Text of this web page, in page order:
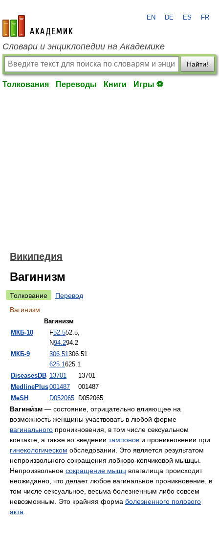
academic.ru
EN DE ES FR
Словари и энциклопедии на Академике
Найти!
Толкования Переводы Книги Игры ⚽
Википедия
Вагинизм
Толкование
Перевод
Вагинизм
Вагинизм
МКБ-10
F52.552.5,
N94.294.2
МКБ-9
306.51306.51
625.1625.1
DiseasesDB 13701
13701
MedlinePlus001487
001487
MeSH
D052065 D052065
Вагини́зм — состояние, отрицательно влияющее на
возможность женщины участвовать в любой форме
вагинального проникновения, в том числе сексуальном
контакте, а также во введении тампонов и проникновении при
гинекологическом обследовании. Это является результатом
непроизвольного сокращения лобково-копчиковой мышцы.
Непроизвольное сокращение мышц влагалища происходит
неожиданно, что делает любое вагинальное проникновение, в
том числе сексуальное, весьма болезненным либо совсем
невозможным. Это крайняя форма болезненного полового
акта